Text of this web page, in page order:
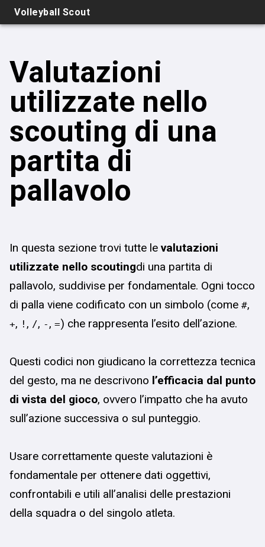
Volleyball Scout
Valutazioni
utilizzate nello
scouting di una
partita di
pallavolo
In questa sezione trovi tutte levalutazioni
utilizzate nello scoutingdi una partita di
pallavolo, suddivise per fondamentale. Ogni tocco
di palla viene codificato con un simbolo (come #,
+, ! , /, - , =) che rappresenta l’esito dell’azione.
Questi codici non giudicano la correttezza tecnica
del gesto, ma ne descrivono l’efficacia dal punto
di vista del gioco, ovvero l’impatto che ha avuto
sull’azione successiva o sul punteggio.
Usare correttamente queste valutazioni è
fondamentale per ottenere dati oggettivi,
confrontabili e utili all’analisi delle prestazioni
della squadra o del singolo atleta.